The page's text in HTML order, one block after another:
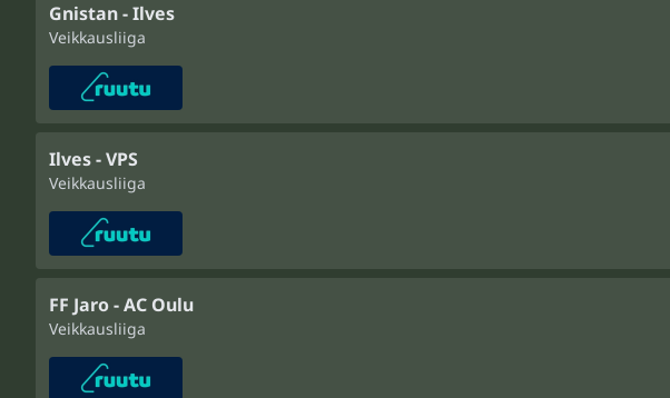
Gnistan - Ilves
Veikkausliiga
Ilves - VPS
Veikkausliiga
FF Jaro - AC Oulu
Veikkausliiga